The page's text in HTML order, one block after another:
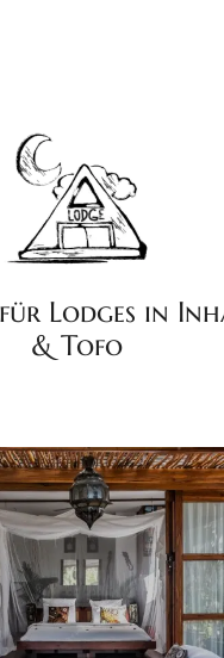
Lodges in
& Tofo